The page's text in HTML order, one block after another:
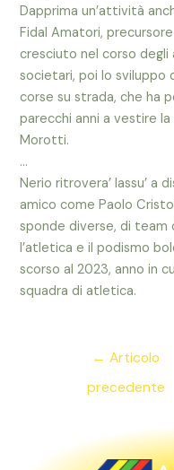
Dapprima un’attività
Fidal Amatori,
cresciuto nel corso degli
societari, poi lo
corse su strada, che ha
parecchi anni a vestire
Morotti.
…
Nerio ritrovera’ lassu’ a
amico come Paolo
sponde diverse, di
l’atletica e il podismo
scorso al 2023, anno in
squadra di atletica.
Navigazione
← Articolo
precedente